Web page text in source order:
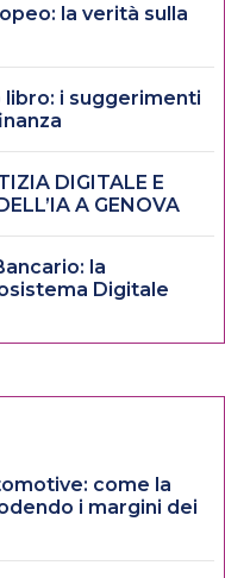
la verità sulla
libro: i suggerimenti
DIGITALE E
A GENOVA
la
Digitale
come la
i margini dei